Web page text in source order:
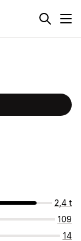
2,4 t
109
14